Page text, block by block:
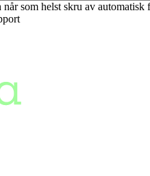
som helst skru av automatisk